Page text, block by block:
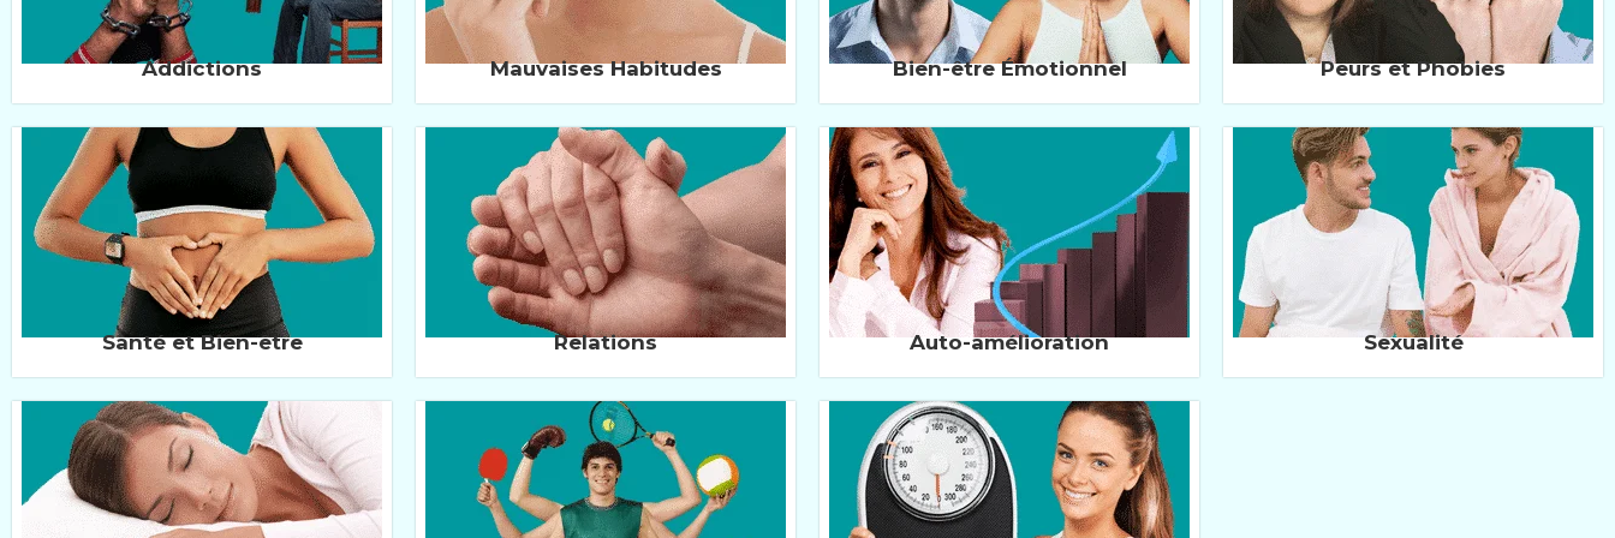
Addictions Mauvaises Habitudes Bien-être Émotionnel Peurs et Phobies
Santé et Bien-être Relations Auto-amélioration Sexualité